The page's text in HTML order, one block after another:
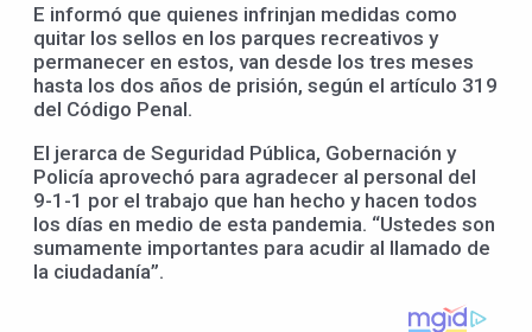
E informó que quienes infrinjan medidas como
quitar los sellos en los parques recreativos y
permanecer en estos, van desde los tres meses
hasta los dos años de prisión, según el artículo 319
del Código Penal.
El jerarca de Seguridad Pública, Gobernación y
Policía aprovechó para agradecer al personal del
9-1-1 por el trabajo que han hecho y hacen todos
los días en medio de esta pandemia. “Ustedes son
sumamente importantes para acudir al llamado de
la ciudadanía”.